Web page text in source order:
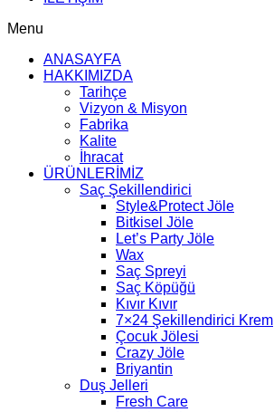
Menu
ANASAYFA
HAKKIMIZDA
Tarihçe
Vizyon & Misyon
Fabrika
Kalite
İhracat
ÜRÜNLERİMİZ
Saç Şekillendirici
Style&Protect Jöle
Bitkisel Jöle
Let’s Party Jöle
Wax
Saç Spreyi
Saç Köpüğü
Kıvır Kıvır
7×24 Şekillendirici Krem
Çocuk Jölesi
Crazy Jöle
Briyantin
Duş Jelleri
Fresh Care